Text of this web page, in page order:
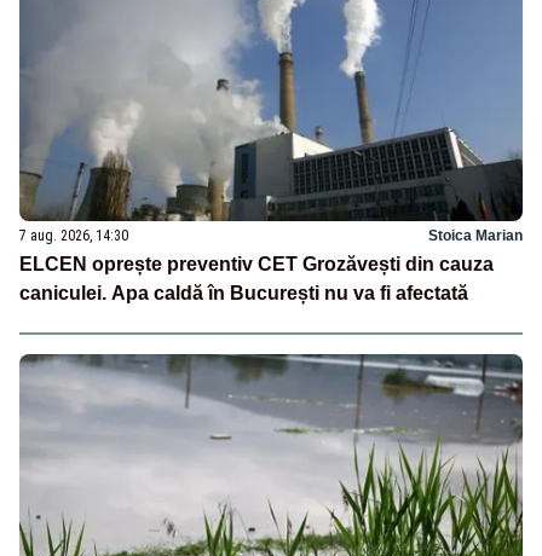
7 aug. 2026, 14:30 Stoica Marian
ELCEN oprește preventiv CET Grozăvești din cauza
caniculei. Apa caldă în București nu va fi afectată